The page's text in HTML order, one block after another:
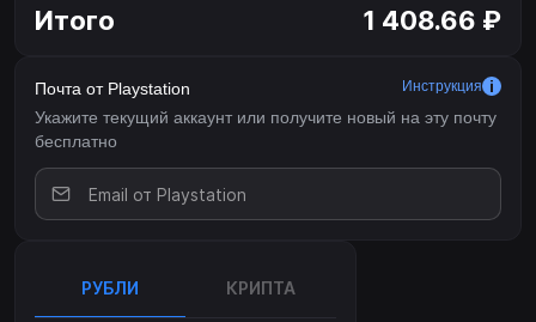
Итого 1 408.66 ₽
Почта от Playstation
Укажите текущий аккаунт или получите новый на эту почту
бесплатно
Инструкция
РУБЛИ КРИПТА